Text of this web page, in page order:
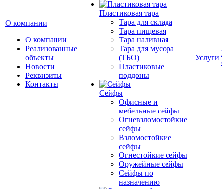
О компании
О компании
Реализованные
объекты
Новости
Реквизиты
Контакты
Пластиковая тара
Тара для склада
Тара пищевая
Тара наливная
Тара для мусора
(ТБО)
Пластиковые
поддоны
Сейфы
Офисные и
мебельные сейфы
Огневзломостойкие
сейфы
Взломостойкие
сейфы
Огнестойкие сейфы
Оружейные сейфы
Сейфы по
назначению
Услуги